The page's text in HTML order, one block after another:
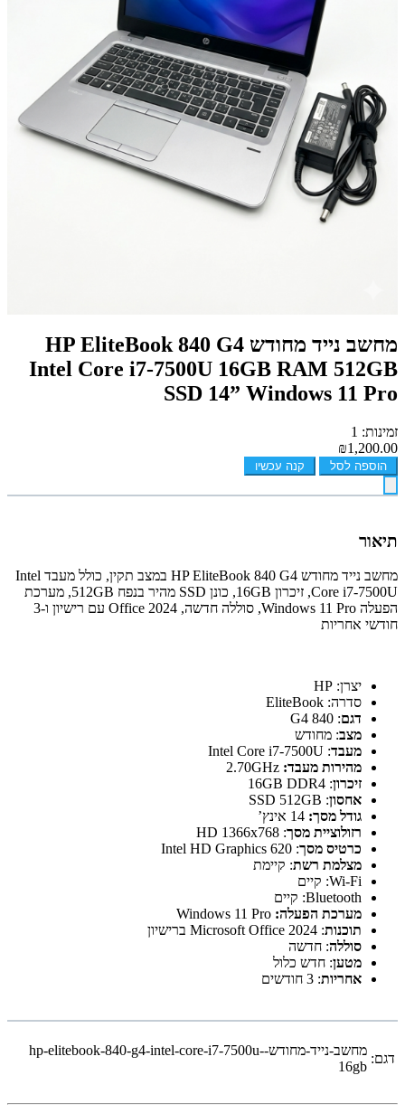
מחשב נייד מחודש HP EliteBook 840 G4
Intel Core i7-7500U 16GB RAM 512GB
SSD 14” Windows 11 Pro
זמינות: 1
₪1,200.00
הוספה לסל קנה עכשיו
תיאור
מחשב נייד מחודש HP EliteBook 840 G4 במצב תקין, כולל מעבד Intel
Core i7-7500U, זיכרון 16GB, כונן SSD מהיר בנפח 512GB, מערכת
הפעלה Windows 11 Pro, סוללה חדשה, Office 2024 עם רישיון ו-3
חודשי אחריות
יצרן: HP
סדרה: EliteBook
דגם: 840 G4
מצב: מחודש
מעבד: Intel Core i7-7500U
מהירות מעבד:
זיכרון: 16GB DDR4
אחסון: SSD 512GB
גודל מסך:
רזולוציית מסך: HD 1366x768
כרטיס מסך: Intel HD Graphics 620
מצלמת רשת: קיימת
Wi-Fi: קיים
Bluetooth: קיים
מערכת הפעלה:
תוכנות: Microsoft Office 2024 ברישיון
סוללה: חדשה
מטען: חדש כלול
אחריות: 3 חודשים
דגם:
מחשב-נייד-מחודש-hp-elitebook-840-g4-intel-core-i7-7500u-
16gb